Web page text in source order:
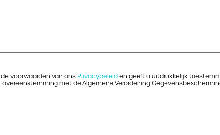
voorwaarden van ons Privacybeleid en geeft u uitdrukkelijk
met de Algemene Verordening